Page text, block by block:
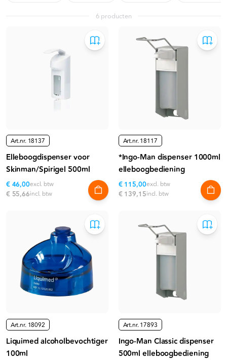
6 producten
Art.nr. 18137
Elleboogdispenser voor
Skinman/Spirigel 500ml
€ 46,00excl. btw
€ 55,66incl. btw
Art.nr.18117
*Ingo-Man dispenser 1000ml
elleboogbediening
€ 115,00excl. btw
€ 139,15incl. btw
Art.nr. 18092
Liquimed alcoholbevochtiger
100ml
Art.nr.17893
Ingo-Man Classic dispenser
500ml elleboogbediening